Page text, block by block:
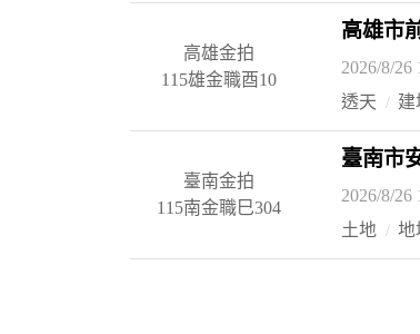
高雄金拍
115雄金職酉10
高雄市
2026/8/26
透天 建
臺南金拍
115南金職巳304
臺南市
2026/8/26
土地 地